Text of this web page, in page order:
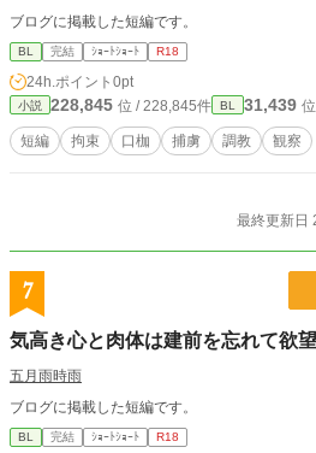
ブログに掲載した短編です。
BL 完結 ｼｮｰﾄｼｮｰﾄ R18
24h.ポイント 0pt
小説 228,845 位 / 228,845件 BL 31,439
短編 拘束 口枷 捕虜 調教 観察
最終更新日
7
気高き心と肉体は建前を忘れて欲
五月雨時雨
ブログに掲載した短編です。
BL 完結 ｼｮｰﾄｼｮｰﾄ R18